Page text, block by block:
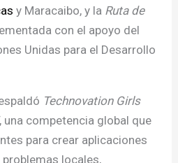
y Maracaibo, y la Ruta de
con el apoyo del
Unidas para el Desarrollo
Technovation Girls
, una competencia global que
para crear aplicaciones
locales,